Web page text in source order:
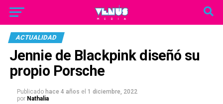
ACTUALIDAD
Jennie de Blackpink diseñó su
propio Porsche
Publicado hace 4 años el 1 diciembre, 2022
por Nathalia